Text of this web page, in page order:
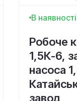
В наявності
Робоче
1,5К-6,
насоса
завод